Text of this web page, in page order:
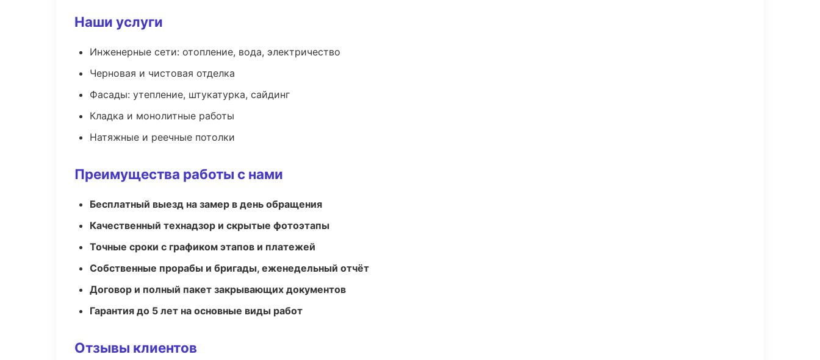
Наши услуги
Инженерные сети: отопление, вода, электричество
Черновая и чистовая отделка
Фасады: утепление, штукатурка, сайдинг
Кладка и монолитные работы
Натяжные и реечные потолки
Преимущества работы с нами
Бесплатный выезд на замер в день обращения
Качественный технадзор и скрытые фотоэтапы
Точные сроки с графиком этапов и платежей
Собственные прорабы и бригады, еженедельный отчёт
Договор и полный пакет закрывающих документов
Гарантия до 5 лет на основные виды работ
Отзывы клиентов